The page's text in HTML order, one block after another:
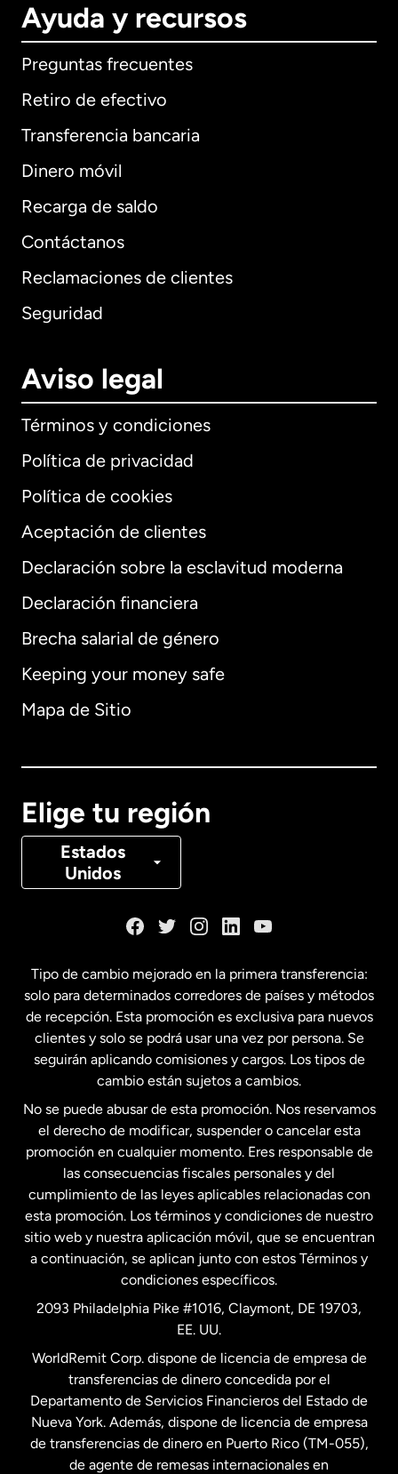
Ayuda y recursos
Preguntas frecuentes
Retiro de efectivo
Transferencia bancaria
Dinero móvil
Recarga de saldo
Contáctanos
Reclamaciones de clientes
Seguridad
Aviso legal
Términos y condiciones
Política de privacidad
Política de cookies
Aceptación de clientes
Declaración sobre la esclavitud moderna
Declaración financiera
Brecha salarial de género
Keeping your money safe
Mapa de Sitio
Elige tu región
Estados
Unidos
Internacional English
Alemania
Canadá Français
Estados Unidos English
Estados Unidos Español
Francia
Malasia
Nueva Zelanda
Países Bajos
Suecia
Tipo de cambio mejorado en la primera transferencia:
solo para determinados corredores de países y métodos
de recepción. Esta promoción es exclusiva para nuevos
clientes y solo se podrá usar una vez por persona. Se
seguirán aplicando comisiones y cargos. Los tipos de
cambio están sujetos a cambios.
No se puede abusar de esta promoción. Nos reservamos
el derecho de modificar, suspender o cancelar esta
promoción en cualquier momento. Eres responsable de
las consecuencias fiscales personales y del
cumplimiento de las leyes aplicables relacionadas con
esta promoción. Los términos y condiciones de nuestro
sitio web y nuestra aplicación móvil, que se encuentran
a continuación, se aplican junto con estos Términos y
condiciones específicos.
2093 Philadelphia Pike #1016, Claymont, DE 19703,
EE. UU.
WorldRemit Corp. dispone de licencia de empresa de
transferencias de dinero concedida por el
Departamento de Servicios Financieros del Estado de
Nueva York. Además, dispone de licencia de empresa
de transferencias de dinero en Puerto Rico (TM-055),
de agente de remesas internacionales en